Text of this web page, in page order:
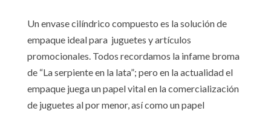
Un envase cilíndrico compuesto es la solución de
empaque ideal para juguetes y artículos
promocionales. Todos recordamos la infame broma
de “La serpiente en la lata”; pero en la actualidad el
empaque juega un papel vital en la comercialización
de juguetes al por menor, así como un papel